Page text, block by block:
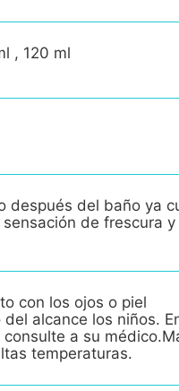
, 120 ml
después del baño ya
de frescura
con los ojos o piel
alcance los niños.
a su
temperaturas.